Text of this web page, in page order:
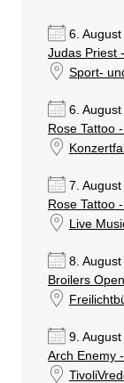
6.
Judas Priest
Sport-
6.
Rose Tattoo
7.
Rose Tattoo
Live
8.
Broilers
9.
Arch Enemy